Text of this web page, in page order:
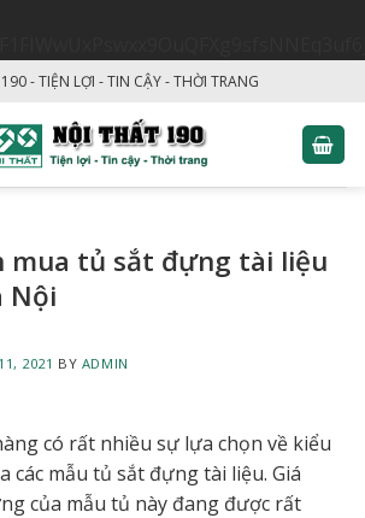
- TIỆN LỢI - TIN CẬY - THỜI TRANG
mua tủ sắt đựng tài liệu
Nội
2021 BY ADMIN
có rất nhiều sự lựa chọn về kiểu
các mẫu tủ sắt đựng tài liệu. Giá
của mẫu tủ này đang được rất